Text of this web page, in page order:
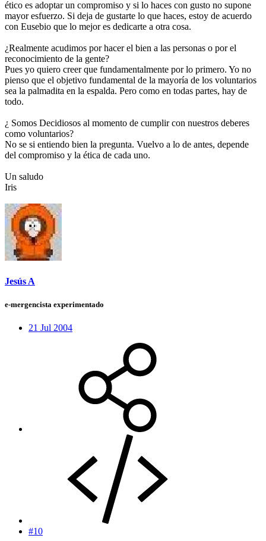
ético es adoptar un compromiso y si lo haces con gusto no supone
mayor esfuerzo. Si deja de gustarte lo que haces, estoy de acuerdo
con Eusebio que lo mejor es dedicarte a otra cosa.
¿Realmente acudimos por hacer el bien a las personas o por el
reconocimiento de la gente?
Pues yo quiero creer que fundamentalmente por lo primero. Yo no
pienso que el objetivo fundamental de la mayoría de los voluntarios
sea la palmadita en la espalda. Pero como en todas partes, hay de
todo.
¿ Somos Decidiosos al momento de cumplir con nuestros deberes
como voluntarios?
No se si entiendo bien la pregunta. Vuelvo a lo de antes, depende
del compromiso y la ética de cada uno.
Un saludo
Iris
Jesús A
e-mergencista experimentado
21 Jul 2004
#10